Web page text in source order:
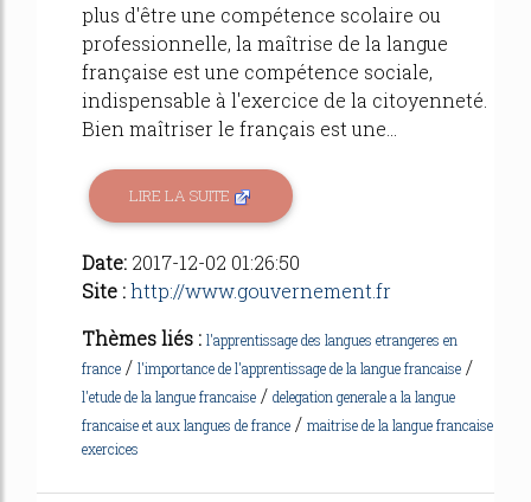
plus d'être une compétence scolaire ou
professionnelle, la maîtrise de la langue
française est une compétence sociale,
indispensable à l'exercice de la citoyenneté.
Bien maîtriser le français est une...
LIRE LA SUITE
Date: 2017-12-02 01:26:50
Site :http://www.gouvernement.fr
Thèmes liés : l'apprentissage des langues etrangeres en
france / l'importance de l'apprentissage de la langue francaise /
l'etude de la langue francaise / delegation generale a la langue
francaise et aux langues de france / maitrise de la langue francaise
exercices